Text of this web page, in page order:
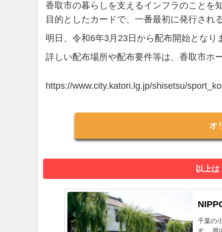
香取市の暮らしを支えるインフラのことを
目的としたカードで、一番最初に発行され
明日、令和6年3月23日から配布開始となり
詳しい配布場所や配布要件等は、香取市ホ
https://www.city.katori.lg.jp/shisetsu/
オ
以上
千葉の